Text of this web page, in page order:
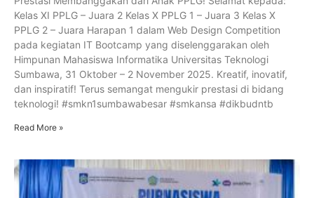
Kelas XI PPLG – Juara 2 Kelas X PPLG 1 – Juara 3 Kelas X
PPLG 2 – Juara Harapan 1 dalam Web Design Competition
pada kegiatan IT Bootcamp yang diselenggarakan oleh
Himpunan Mahasiswa Informatika Universitas Teknologi
Sumbawa, 31 Oktober – 2 November 2025. Kreatif, inovatif,
dan inspiratif! Terus semangat mengukir prestasi di bidang
teknologi! #smkn1sumbawabesar #smkansa #dikbudntb
Read More »